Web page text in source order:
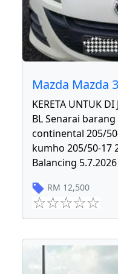
Mazda Mazda
KERETA UNTUK
BL Senarai
continental 205/
kumho 205/50-17
Balancing
RM 12,500